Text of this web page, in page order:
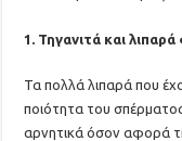
1. Τηγανιτά και
Τα πολλά λιπαρά που
ποιότητα του
αρνητικά όσον αφορά